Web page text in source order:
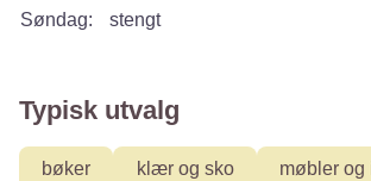
Søndag:
stengt
Typisk utvalg
bøker klær og sko møbler og